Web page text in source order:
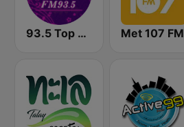
93.5 Top Radio FM Met 107 FM